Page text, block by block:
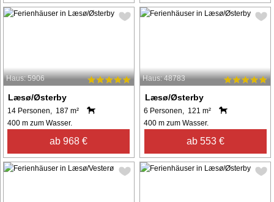
Haus: 5906
Læsø/Østerby
14 Personen, 187 m²
400 m zum Wasser.
ab 968 €
Haus: 48783
Læsø/Østerby
6 Personen, 121 m²
400 m zum Wasser.
ab 553 €